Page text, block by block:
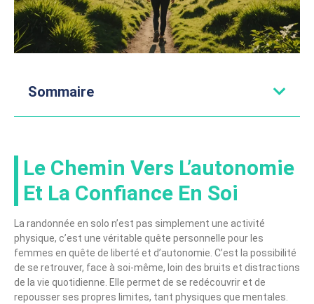
Sommaire
Le Chemin Vers L’autonomie
Et La Confiance En Soi
La randonnée en solo n’est pas simplement une activité
physique, c’est une véritable quête personnelle pour les
femmes en quête de liberté et d’autonomie. C’est la possibilité
de se retrouver, face à soi-même, loin des bruits et distractions
de la vie quotidienne. Elle permet de se redécouvrir et de
repousser ses propres limites, tant physiques que mentales.